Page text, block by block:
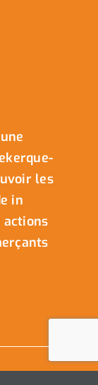
les
in
actions